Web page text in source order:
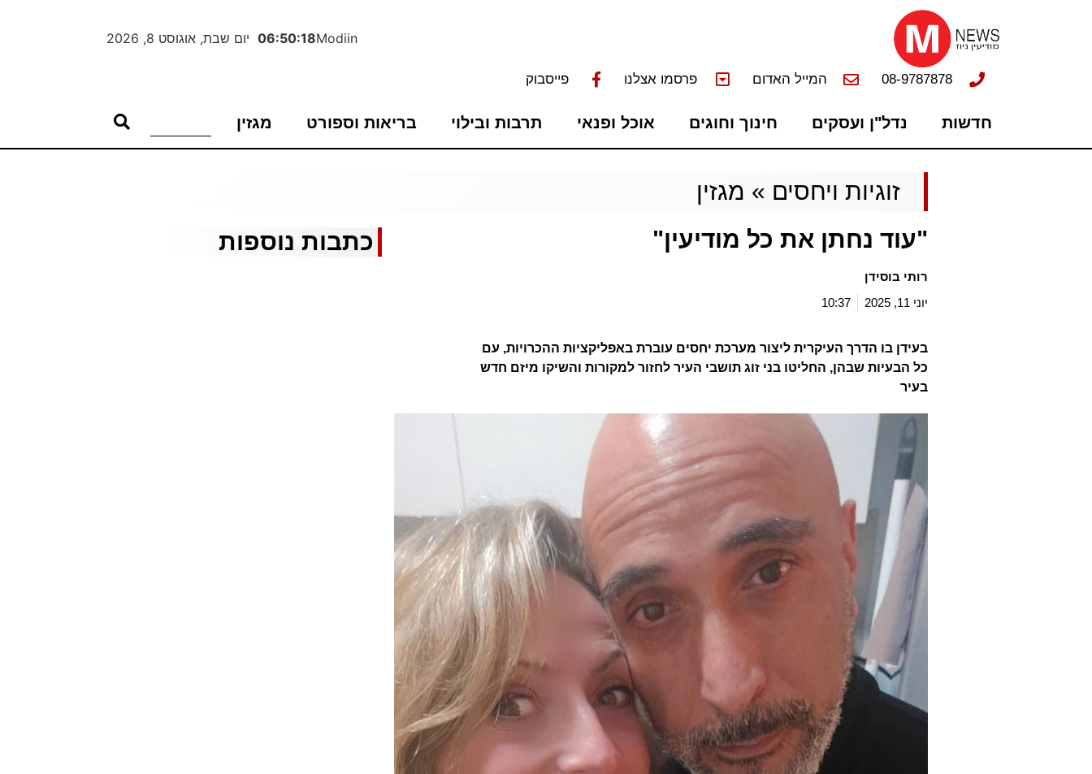
Modiin
06:50:19 יום שבת, אוגוסט 8, 2026
08-9787878 המייל האדום פרסמו אצלנו פייסבוק
חדשות נדל"ן ועסקים חינוך וחוגים אוכל ופנאי תרבות ובילוי בריאות וספורט מגזין
זוגיות ויחסים » מגזין
"עוד נחתן את כל מודיעין"
רותי בוסידן
יוני 11, 2025
10:37
בעידן בו הדרך העיקרית ליצור מערכת יחסים עוברת באפליקציות ההכרויות, עם
כל הבעיות שבהן, החליטו בני זוג תושבי העיר לחזור למקורות והשיקו מיזם חדש
בעיר
כתבות נוספות